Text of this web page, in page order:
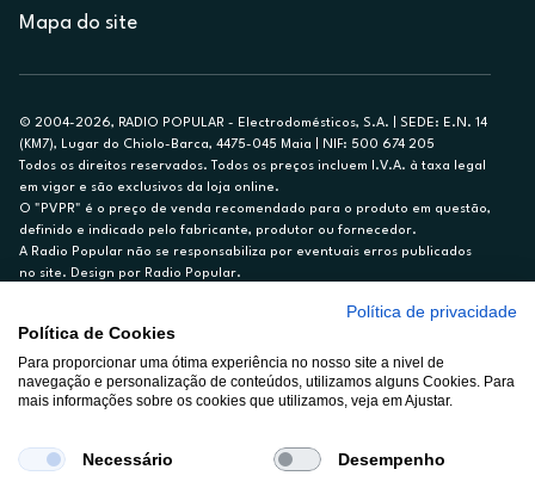
Mapa do site
© 2004-2026, RADIO POPULAR - Electrodomésticos, S.A. | SEDE: E.N. 14
(KM7), Lugar do Chiolo-Barca, 4475-045 Maia | NIF: 500 674 205
Todos os direitos reservados. Todos os preços incluem I.V.A. à taxa legal
em vigor e são exclusivos da loja online.
O "PVPR" é o preço de venda recomendado para o produto em questão,
definido e indicado pelo fabricante, produtor ou fornecedor.
A Radio Popular não se responsabiliza por eventuais erros publicados
no site. Design por Radio Popular.
Ex. para limite de crédito de €1.500, reembolsado em 12 meses, TAN
14,79%.
Crédito sujeito a aprovação pelo Cetelem, marca BNP Paribas Personal
Finance, S.A., Sucursal em Portugal. Informe-se no 21 721 90 00 (dias
A Rádio Popular – Eletrodomésticos S.A. (Registo BdP848) atua como
intermediário de crédito a título acessório e com exclusividade (registo
Política de privacidade
Política de Cookies
Para proporcionar uma ótima experiência no nosso site a nivel de
navegação e personalização de conteúdos, utilizamos alguns Cookies. Para
mais informações sobre os cookies que utilizamos, veja em Ajustar.
Necessário Desempenho